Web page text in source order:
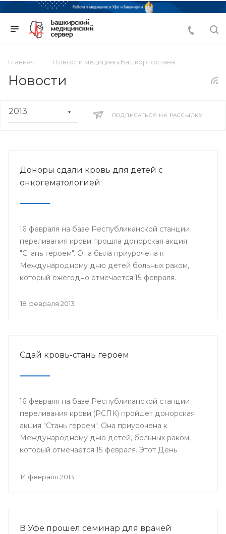
Главная Новости медицины Башкортостана
Новости
ПОДПИСАТЬСЯ НА РАССЫЛКУ
Доноры сдали кровь для детей с
онкогематологией
16 февраля на базе Республиканской станции
переливания крови прошла донорская акция
"Стань героем". Она была приурочена к
Международному дню детей больных раком,
который ежегодно отмечается 15 февраля.
18 февраля 2013
Сдай кровь-стань героем
16 февраля на базе Республиканской станции
переливания крови (РСПК) пройдет донорская
акция "Стань героем". Она приурочена к
Международному дню детей, больных раком,
который отмечается 15 февраля. Этот День
патронатом Международного общества детских
14 февраля 2013
В Уфе прошел семинар для врачей